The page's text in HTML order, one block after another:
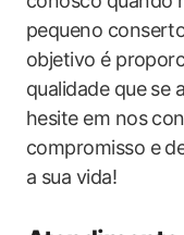
pequeno
objetivo é
qualidade que se
hesite em nos
compromisso e
a sua vida!